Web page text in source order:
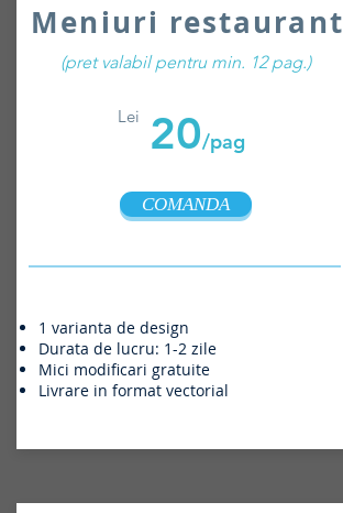
Meniuri restaurant
(pret valabil pentru min. 12 pag.)
Lei 20/pag
COMANDA
1 varianta de design
Durata de lucru: 1-2 zile
Mici modificari gratuite
Livrare in format vectorial